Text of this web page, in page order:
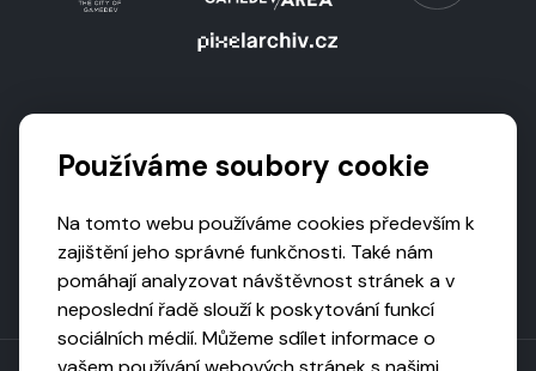
Používáme soubory cookie
Na tomto webu používáme cookies především k
zajištění jeho správné funkčnosti. Také nám
pomáhají analyzovat návštěvnost stránek a v
neposlední řadě slouží k poskytování funkcí
sociálních médií. Můžeme sdílet informace o